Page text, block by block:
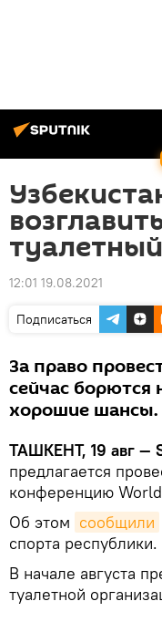
12:01 19.08.2021
Подписаться
За право
сейчас борются
хорошие шансы.
ТАШКЕНТ, 19 авг —
предлагается
конференцию
Об этом сообщили
спорта республики.
В начале августа
туалетной